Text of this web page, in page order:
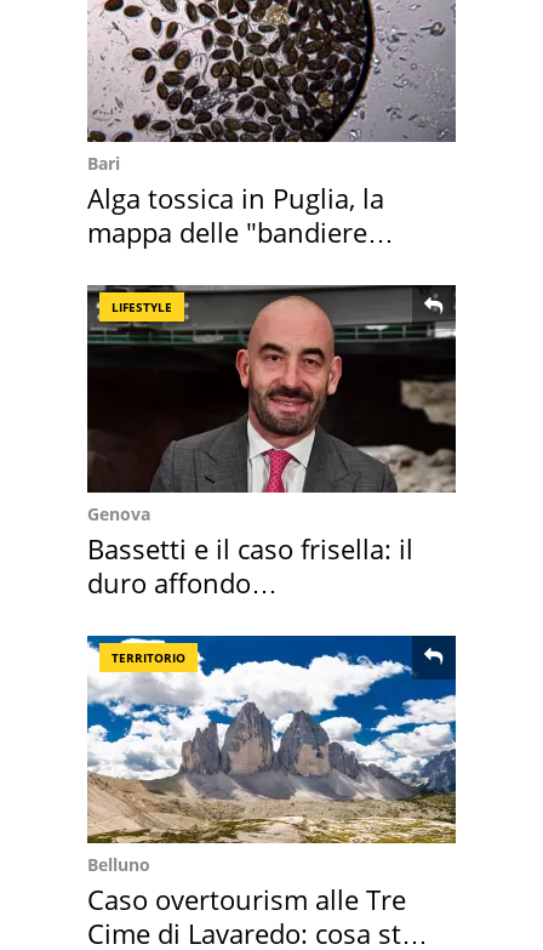
Bari
Alga tossica in Puglia, la
mappa delle "bandiere
LIFESTYLE
Genova
Bassetti e il caso frisella: il
duro affondo
TERRITORIO
Belluno
Caso overtourism alle Tre
Cime di Lavaredo: cosa sta